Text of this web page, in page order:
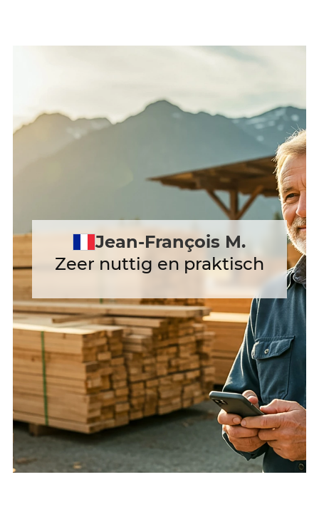
Hout calculatoren en omvormers die op
ieder moment en op iedere plek met een
internet!
Jean-François M.
Zeer nuttig en praktisch